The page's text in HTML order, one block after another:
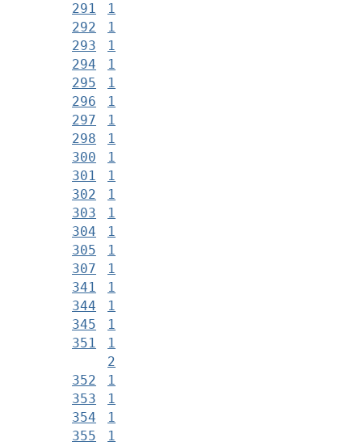
291
1
292
1
293
1
294
1
295
1
296
1
297
1
298
1
300
1
301
1
302
1
303
1
304
1
305
1
307
1
341
1
344
1
345
1
351
1
2
352
1
353
1
354
1
355
1